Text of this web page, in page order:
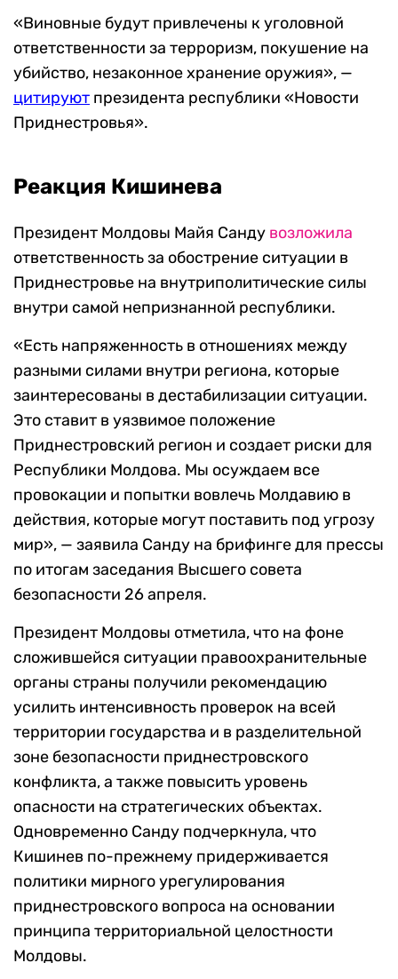
«Виновные будут привлечены к уголовной
ответственности за терроризм, покушение на
убийство, незаконное хранение оружия», —
цитируют президента республики «Новости
Приднестровья».
Реакция Кишинева
Президент Молдовы Майя Санду возложила
ответственность за обострение ситуации в
Приднестровье на внутриполитические силы
внутри самой непризнанной республики.
«Есть напряженность в отношениях между
разными силами внутри региона, которые
заинтересованы в дестабилизации ситуации.
Это ставит в уязвимое положение
Приднестровский регион и создает риски для
Республики Молдова. Мы осуждаем все
провокации и попытки вовлечь Молдавию в
действия, которые могут поставить под угрозу
мир», — заявила Санду на брифинге для прессы
по итогам заседания Высшего совета
безопасности 26 апреля.
Президент Молдовы отметила, что на фоне
сложившейся ситуации правоохранительные
органы страны получили рекомендацию
усилить интенсивность проверок на всей
территории государства и в разделительной
зоне безопасности приднестровского
конфликта, а также повысить уровень
опасности на стратегических объектах.
Одновременно Санду подчеркнула, что
Кишинев по-прежнему придерживается
политики мирного урегулирования
приднестровского вопроса на основании
принципа территориальной целостности
Молдовы.